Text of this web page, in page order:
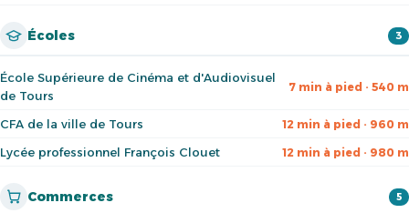
Écoles 3
École Supérieure de Cinéma et d'Audiovisuel
de Tours
7 min à pied · 540 m
CFA de la ville de Tours 12 min à pied · 960 m
Lycée professionnel François Clouet 12 min à pied · 980 m
Commerces 5